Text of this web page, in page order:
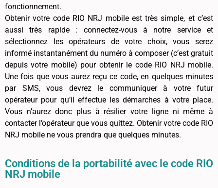
fonctionnement.
Obtenir votre code RIO NRJ mobile est très simple, et c’est
aussi très rapide : connectez-vous à notre service et
sélectionnez les opérateurs de votre choix, vous serez
informé instantanément du numéro à composer (c’est gratuit
depuis votre mobile) pour obtenir le code RIO NRJ mobile.
Une fois que vous aurez reçu ce code, en quelques minutes
par SMS, vous devrez le communiquer à votre futur
opérateur pour qu’il effectue les démarches à votre place.
Vous n’aurez donc plus à résilier votre ligne ni même à
contacter l’opérateur que vous quittez. Obtenir votre code RIO
NRJ mobile ne vous prendra que quelques minutes.
Conditions de la portabilité avec le code RIO
NRJ mobile